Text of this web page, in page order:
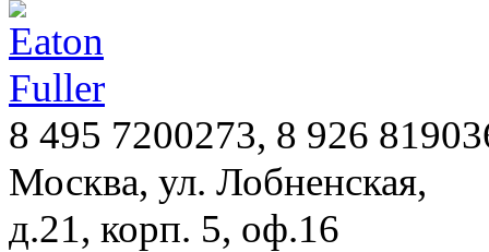
8 495 7200273, 8 926
Москва, ул. Лобненская,
д.21, корп. 5, оф.16